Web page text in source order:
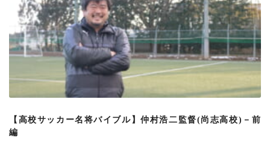
【高校サッカー名将バイブル】仲村浩二監督(尚志高校)－前
編